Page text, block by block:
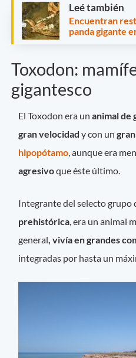
Leé también
Encuentran
panda gigante
Toxodon:
gigantesco
El Toxodon era unanimal de
gran velocidad y con un
hipopótamo, aunque era
agresivoque éste último.
Integrante del selecto grupo
prehistórica, era un animal
general, vivía en grandes
integradas por hasta un